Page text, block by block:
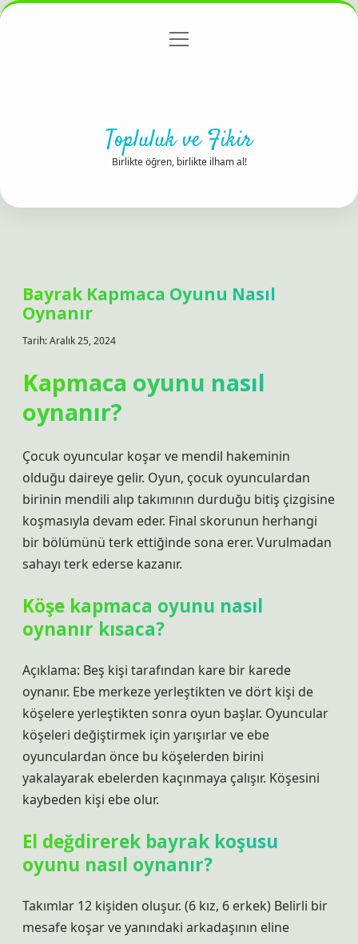
Gizlilik Politikası
menüyü
Topluluk ve Fikir
Birlikte öğren, birlikte ilham al!
Bayrak Kapmaca Oyunu Nasıl
Oynanır
Tarih: Aralık 25, 2024
Kapmaca oyunu nasıl
oynanır?
Çocuk oyuncular koşar ve mendil hakeminin
olduğu daireye gelir. Oyun, çocuk oyunculardan
birinin mendili alıp takımının durduğu bitiş çizgisine
koşmasıyla devam eder. Final skorunun herhangi
bir bölümünü terk ettiğinde sona erer. Vurulmadan
sahayı terk ederse kazanır.
Köşe kapmaca oyunu nasıl
oynanır kısaca?
Açıklama: Beş kişi tarafından kare bir karede
oynanır. Ebe merkeze yerleştikten ve dört kişi de
köşelere yerleştikten sonra oyun başlar. Oyuncular
köşeleri değiştirmek için yarışırlar ve ebe
oyunculardan önce bu köşelerden birini
yakalayarak ebelerden kaçınmaya çalışır. Köşesini
kaybeden kişi ebe olur.
El değdirerek bayrak koşusu
oyunu nasıl oynanır?
Takımlar 12 kişiden oluşur. (6 kız, 6 erkek) Belirli bir
mesafe koşar ve yanındaki arkadaşının eline